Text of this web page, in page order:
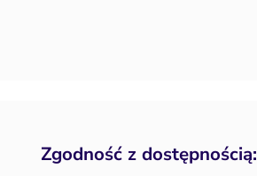
Zgodność z dostępnością: